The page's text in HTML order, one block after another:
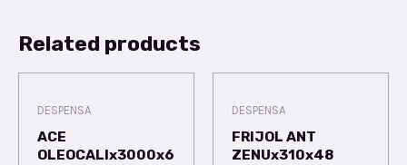
Related products
DESPENSA
ACE
OLEOCALIx3000x6
DESPENSA
FRIJOL ANT
ZENUx310x48